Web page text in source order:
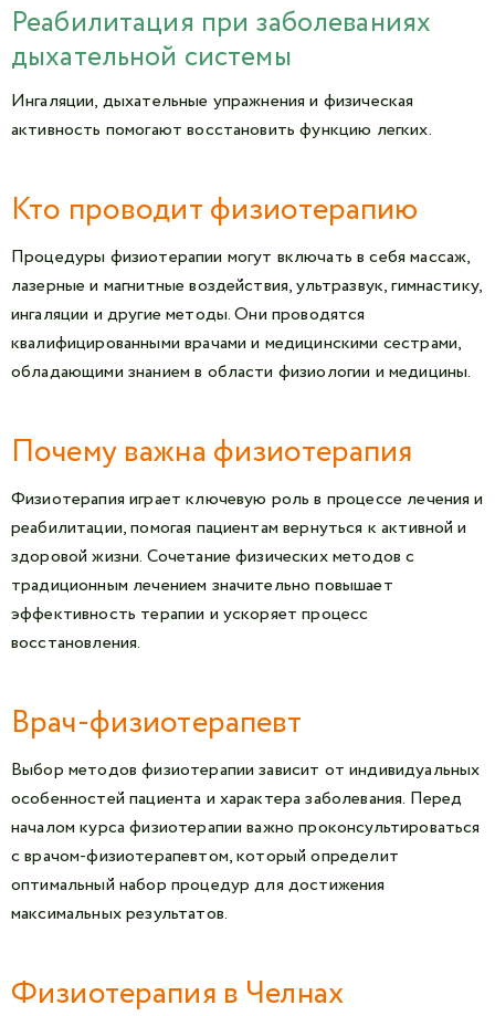
Реабилитация при заболеваниях
дыхательной системы
Ингаляции, дыхательные упражнения и физическая
активность помогают восстановить функцию легких.
Кто проводит физиотерапию
Процедуры физиотерапии могут включать в себя массаж,
лазерные и магнитные воздействия, ультразвук, гимнастику,
ингаляции и другие методы. Они проводятся
квалифицированными врачами и медицинскими сестрами,
обладающими знанием в области физиологии и медицины.
Почему важна физиотерапия
Физиотерапия играет ключевую роль в процессе лечения и
реабилитации, помогая пациентам вернуться к активной и
здоровой жизни. Сочетание физических методов с
традиционным лечением значительно повышает
эффективность терапии и ускоряет процесс
восстановления.
Врач-физиотерапевт
Выбор методов физиотерапии зависит от индивидуальных
особенностей пациента и характера заболевания. Перед
началом курса физиотерапии важно проконсультироваться
с врачом-физиотерапевтом, который определит
оптимальный набор процедур для достижения
максимальных результатов.
Физиотерапия в Челнах